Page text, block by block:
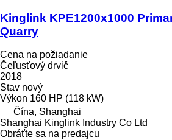
Kinglink KPE1200x1000
Quarry
Cena na požiadanie
Čeľusťový drvič
2018
Stav nový
Výkon 160 HP (118 kW)
Čína, Shanghai
Shanghai Kinglink Industry Co Ltd
Obráťte sa na predajcu